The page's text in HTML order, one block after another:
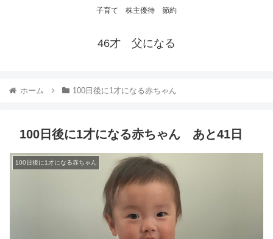
子育て 株主優待 節約
46才 父になる
ホーム 100日後に1才になる赤ちゃん
100日後に1才になる赤ちゃん あと41日
100日後に1才になる赤ちゃん